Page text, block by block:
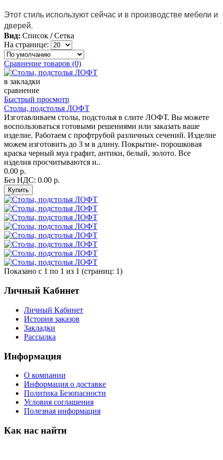
Этот стиль используют сейчас и в производстве мебели и
дверей.
Вид: Список / Сетка
На странице:
Сравнение товаров (0)
в закладки
сравнение
Быстрый просмотр
Столы, подстолья ЛОФТ
Изготавливаем столы, подстолья в слите ЛОФТ. Вы можете
воспользоваться готовыми решениями или заказать ваше
изделие. Работаем с профтрубой различных сечений. Изделие
можем изготовить до 3 м в длину. Покрытие- порошковая
краска черный муа графит, антики, белый, золото. Все
изделия просчитываются и..
0.00 р.
Без НДС: 0.00 р.
Показано с 1 по 1 из 1 (страниц: 1)
Личный Кабинет
Личный Кабинет
История заказов
Закладки
Рассылка
Информация
О компании
Информация о доставке
Политика Безопасности
Условия соглашения
Полезная информация
Как нас найти